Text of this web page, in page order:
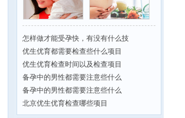
怎样做才能受孕快，有没有什么技
优生优育都需要检查些什么项目
优生优育检查时间以及检查项目
备孕中的男性都需要注意些什么
备孕中的男性都需要注意些什么
北京优生优育检查哪些项目